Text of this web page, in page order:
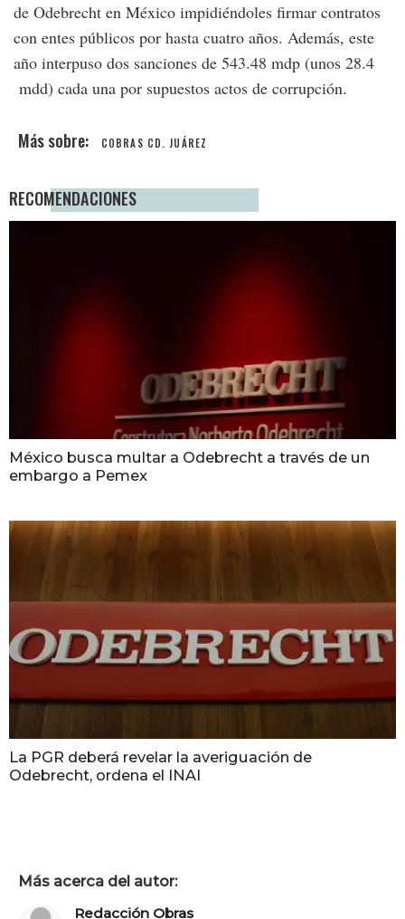
de Odebrecht en México impidiéndoles firmar contratos
con entes públicos por hasta cuatro años. Además, este
año interpuso dos sanciones de 543.48 mdp (unos 28.4
mdd) cada una por supuestos actos de corrupción.
COBRAS CD. JUÁREZ
RECOMENDACIONES
México busca multar a Odebrecht a través de un
embargo a Pemex
La PGR deberá revelar la averiguación de
Odebrecht, ordena el INAI
Más acerca del autor:
Redacción Obras